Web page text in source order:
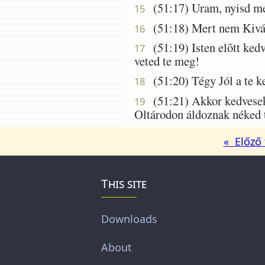
15 (51:17) Uram, nyisd
16 (51:18) Mert nem
17
(51:19) Isten elõtt
veted te meg!
18 (51:20) Tégy Jól a te
19
(51:21) Akkor
Oltárodon áldoznak
« Előző
This site
Downloads
About